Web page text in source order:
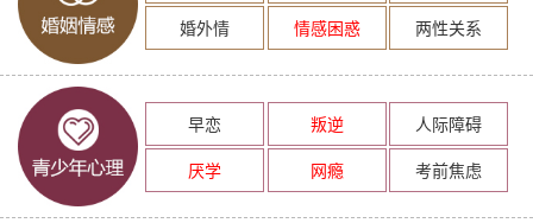
婚外情
情感困惑 两性关系
早恋 叛逆
人际障碍
厌学
网瘾 考前焦虑